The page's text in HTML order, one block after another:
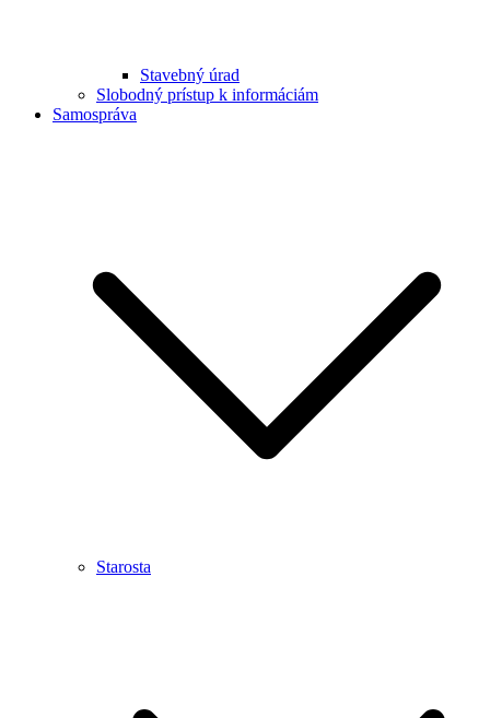
Stavebný úrad
Slobodný prístup k informáciám
Samospráva
Starosta